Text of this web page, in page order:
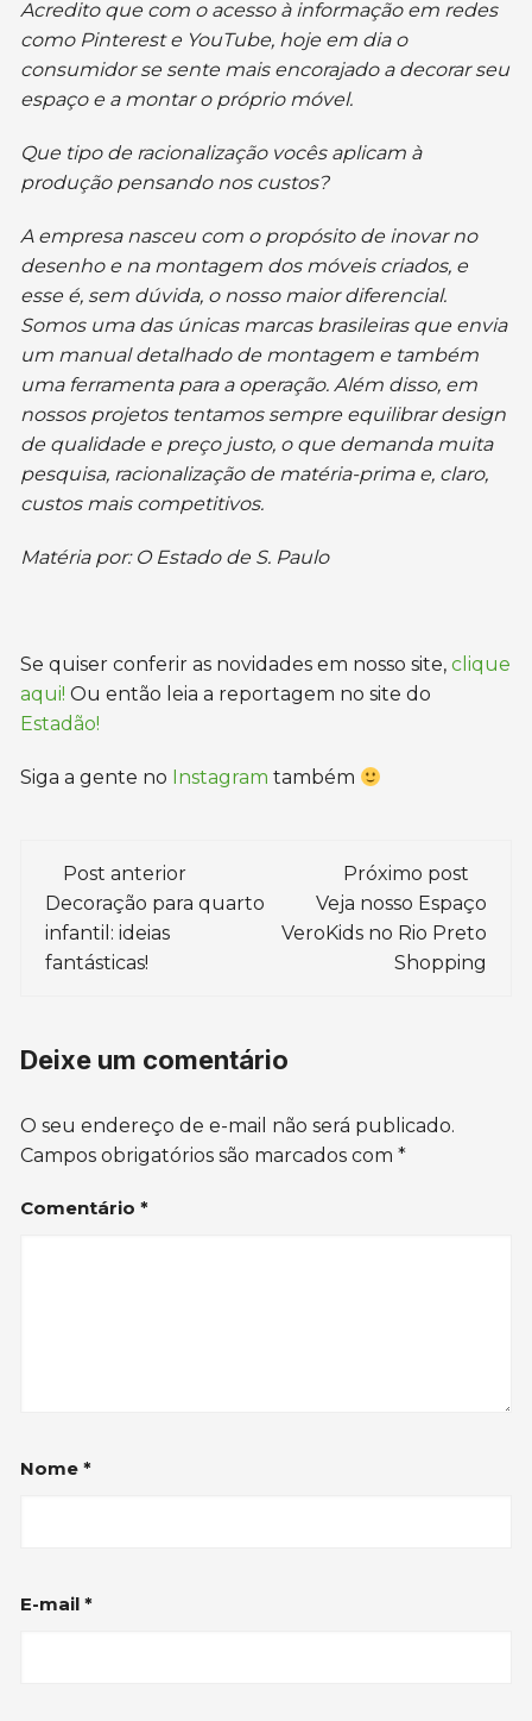
Acredito que com o acesso à informação em redes
como Pinterest e YouTube, hoje em dia o
consumidor se sente mais encorajado a decorar seu
espaço e a montar o próprio móvel.
Que tipo de racionalização vocês aplicam à
produção pensando nos custos?
A empresa nasceu com o propósito de inovar no
desenho e na montagem dos móveis criados, e
esse é, sem dúvida, o nosso maior diferencial.
Somos uma das únicas marcas brasileiras que envia
um manual detalhado de montagem e também
uma ferramenta para a operação. Além disso, em
nossos projetos tentamos sempre equilibrar design
de qualidade e preço justo, o que demanda muita
pesquisa, racionalização de matéria-prima e, claro,
custos mais competitivos.
Matéria por: O Estado de S. Paulo
Se quiser conferir as novidades em nosso site,clique
aqui! Ou então leia a reportagem no site do
Estadão!
Siga a gente no Instagram também
Navegação
de
post
Post anterior
Decoração para quarto
infantil: ideias
fantásticas!
Próximo post
Veja nosso Espaço
VeroKids no Rio Preto
Shopping
Deixe um comentário
O seu endereço de e-mail não será publicado.
Campos obrigatórios são marcados com*
Comentário*
Nome*
E-mail*